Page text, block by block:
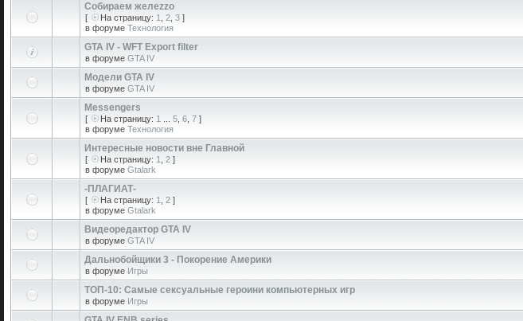
Собираем желеzzо
[ На страницу: 1 2 3 ]
в форуме Технология
GTA IV - WFT Export filter
в форуме GTA IV
Модели GTA IV
в форуме GTA IV
Messengers
[ На страницу: 1 5 6 7 ]
в форуме Технология
Интересные новости вне Главной
[ На страницу: 1 2 ]
в форуме Gtalark
-ПЛАГИАТ-
[ На страницу: 1 2 ]
в форуме Gtalark
Видеоредактор GTA IV
в форуме GTA IV
Дальнобойщики 3 - Покорение Америки
в форуме Игры
ТОП-10: Самые сексуальные героини компьютерных игр
в форуме Игры